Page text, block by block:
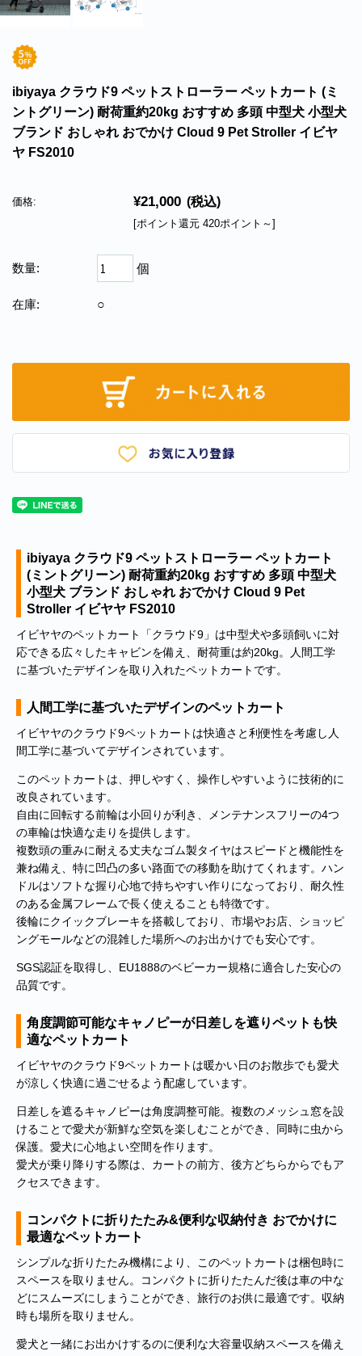
ibiyaya クラウド9 ペットストローラー ペットカート (ミ
ントグリーン) 耐荷重約20kg おすすめ 多頭 中型犬 小型犬
ブランド おしゃれ おでかけ Cloud 9 Pet Stroller イビヤ
ヤ FS2010
価格: ¥21,000 (税込)
[ポイント還元 420ポイント～]
数量: 個
在庫: ○
ibiyaya クラウド9 ペットストローラー ペットカート
(ミントグリーン) 耐荷重約20kg おすすめ 多頭 中型犬
小型犬 ブランド おしゃれ おでかけ Cloud 9 Pet
Stroller イビヤヤ FS2010
イビヤヤのペットカート「クラウド9」は中型犬や多頭飼いに対
応できる広々したキャビンを備え、耐荷重は約20kg。人間工学
に基づいたデザインを取り入れたペットカートです。
人間工学に基づいたデザインのペットカート
イビヤヤのクラウド9ペットカートは快適さと利便性を考慮し人
間工学に基づいてデザインされています。
このペットカートは、押しやすく、操作しやすいように技術的に
改良されています。
自由に回転する前輪は小回りが利き、メンテナンスフリーの4つ
の車輪は快適な走りを提供します。
複数頭の重みに耐える丈夫なゴム製タイヤはスピードと機能性を
兼ね備え、特に凹凸の多い路面での移動を助けてくれます。ハン
ドルはソフトな握り心地で持ちやすい作りになっており、耐久性
のある金属フレームで長く使えることも特徴です。
後輪にクイックブレーキを搭載しており、市場やお店、ショッピ
ングモールなどの混雑した場所へのお出かけでも安心です。
SGS認証を取得し、EU1888のベビーカー規格に適合した安心の
品質です。
角度調節可能なキャノピーが日差しを遮りペットも快
適なペットカート
イビヤヤのクラウド9ペットカートは暖かい日のお散歩でも愛犬
が涼しく快適に過ごせるよう配慮しています。
日差しを遮るキャノピーは角度調整可能。複数のメッシュ窓を設
けることで愛犬が新鮮な空気を楽しむことができ、同時に虫から
保護。愛犬に心地よい空間を作ります。
愛犬が乗り降りする際は、カートの前方、後方どちらからでもア
クセスできます。
コンパクトに折りたたみ&便利な収納付き おでかけに
最適なペットカート
シンプルな折りたたみ機構により、このペットカートは梱包時に
スペースを取りません。コンパクトに折りたたんだ後は車の中な
どにスムーズにしまうことができ、旅行のお供に最適です。収納
時も場所を取りません。
愛犬と一緒にお出かけするのに便利な大容量収納スペースを備え
**年末年始休業日のお知らせ**誠に勝手ではございますが、2024
年12月31日～2025年1月5日まで休業させていただきます。年内出
荷は12月30日 13:00ご注文分まで、年始は1月6日より開始いたしま
す。休業期間中にいただきましたご注文やお問い合わせ等に関しま
しては、1月6日より順次対応させていただきます。お客様にはご不
便をおかけ致しますが、何卒ご了承くださいますようお願い申し上
げます。
**当店を騙る不審なメールにご注意ください**発信元がヤマト運輸
であるかのように装い、「Marco-Line」からの荷物が配送される旨
す。当店で注文をしていないのにこのようなメールが届くなど、身
に覚えのない場合は、メールを開いたり、メール内のリンクをタッ
プしたり絶対にしないようご注意ください。なお、ご不明の場合
は、弊社またはヤマト運輸に直接お問い合わせください。〔 2024
年10月31日(木)〕
**夏期休業日のお知らせ**2024年8月14日(水)および8月15日(木)は
夏期休業日とさせていただきます。そのため、8月13日(火)14:00か
ら8月16日(金)14:00の間のご注文分の発送は、8月16日(金)となりま
す。ご了承のほどお願い申し上げます。
ンフリー成犬～シニア犬用（ゴールド）が新入荷しました。
Amaricoドッグフード
ステイロイヤル グレインフリー ドッグフードが新たに追加入荷い
たしました。
輸送遅延のため入荷が遅れておりました。まことに申し訳ございま
せんでした。